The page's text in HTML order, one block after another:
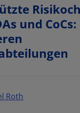
und CoCs:
Roth